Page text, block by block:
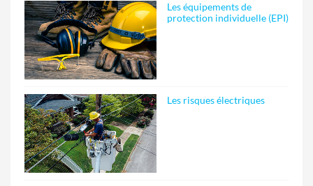
Les équipements de
protection individuelle (EPI)
Les risques électriques